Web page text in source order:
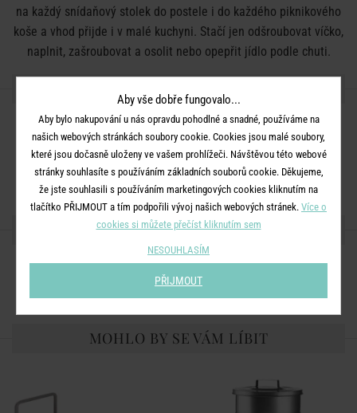
na každý snídaňový stolek do postele i do každého piknikového
koše a vhod přijde i v malé kuchyni. Stačí jen odšroubovat víčko,
naplnit, zašroubovat a osolit nebo opepřit jídlo podle chuti.
Barva:čirá
Rozměry:V 4,5 x Š 2,5 x H 2,5 cm
Materiál:sklo, ušlechtilá ocel
SDÍLEJTE S PŘÁTELI
MOHLO BY SE VÁM LÍBIT
Aby vše dobře fungovalo...
Aby bylo nakupování u nás opravdu pohodlné a snadné, používáme na
našich webových stránkách soubory cookie. Cookies jsou malé soubory,
které jsou dočasně uloženy ve vašem prohlížeči. Návštěvou této webové
stránky souhlasíte s používáním základních souborů cookie. Děkujeme,
že jste souhlasili s používáním marketingových cookies kliknutím na
tlačítko PŘIJMOUT a tím podpořili vývoj našich webových stránek. Více o
cookies si můžete přečíst kliknutím sem
NESOUHLASÍM
PŘIJMOUT